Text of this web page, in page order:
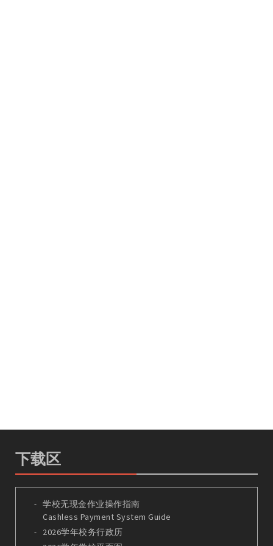
下载区
学校无现金作业操作指南
Cashless Payment System Guide
2026学年校务行政历